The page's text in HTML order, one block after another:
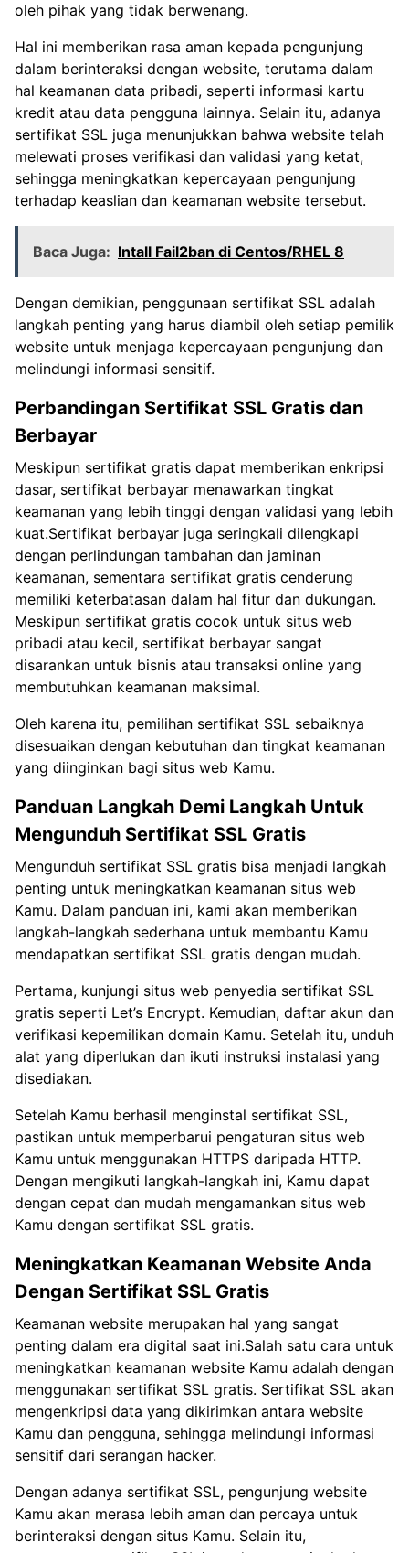
oleh pihak yang tidak berwenang.
Hal ini memberikan rasa aman kepada pengunjung
dalam berinteraksi dengan website, terutama dalam
hal keamanan data pribadi, seperti informasi kartu
kredit atau data pengguna lainnya. Selain itu, adanya
sertifikat SSL juga menunjukkan bahwa website telah
melewati proses verifikasi dan validasi yang ketat,
sehingga meningkatkan kepercayaan pengunjung
terhadap keaslian dan keamanan website tersebut.
Baca Juga: Intall Fail2ban di Centos/RHEL 8
Dengan demikian, penggunaan sertifikat SSL adalah
langkah penting yang harus diambil oleh setiap pemilik
website untuk menjaga kepercayaan pengunjung dan
melindungi informasi sensitif.
Perbandingan Sertifikat SSL Gratis dan
Berbayar
Meskipun sertifikat gratis dapat memberikan enkripsi
dasar, sertifikat berbayar menawarkan tingkat
keamanan yang lebih tinggi dengan validasi yang lebih
kuat.Sertifikat berbayar juga seringkali dilengkapi
dengan perlindungan tambahan dan jaminan
keamanan, sementara sertifikat gratis cenderung
memiliki keterbatasan dalam hal fitur dan dukungan.
Meskipun sertifikat gratis cocok untuk situs web
pribadi atau kecil, sertifikat berbayar sangat
disarankan untuk bisnis atau transaksi online yang
membutuhkan keamanan maksimal.
Oleh karena itu, pemilihan sertifikat SSL sebaiknya
disesuaikan dengan kebutuhan dan tingkat keamanan
yang diinginkan bagi situs web Kamu.
Panduan Langkah Demi Langkah Untuk
Mengunduh Sertifikat SSL Gratis
Mengunduh sertifikat SSL gratis bisa menjadi langkah
penting untuk meningkatkan keamanan situs web
Kamu. Dalam panduan ini, kami akan memberikan
langkah-langkah sederhana untuk membantu Kamu
mendapatkan sertifikat SSL gratis dengan mudah.
Pertama, kunjungi situs web penyedia sertifikat SSL
gratis seperti Let’s Encrypt. Kemudian, daftar akun dan
verifikasi kepemilikan domain Kamu. Setelah itu, unduh
alat yang diperlukan dan ikuti instruksi instalasi yang
disediakan.
Setelah Kamu berhasil menginstal sertifikat SSL,
pastikan untuk memperbarui pengaturan situs web
Kamu untuk menggunakan HTTPS daripada HTTP.
Dengan mengikuti langkah-langkah ini, Kamu dapat
dengan cepat dan mudah mengamankan situs web
Kamu dengan sertifikat SSL gratis.
Meningkatkan Keamanan Website Anda
Dengan Sertifikat SSL Gratis
Keamanan website merupakan hal yang sangat
penting dalam era digital saat ini.Salah satu cara untuk
meningkatkan keamanan website Kamu adalah dengan
menggunakan sertifikat SSL gratis. Sertifikat SSL akan
mengenkripsi data yang dikirimkan antara website
Kamu dan pengguna, sehingga melindungi informasi
sensitif dari serangan hacker.
Dengan adanya sertifikat SSL, pengunjung website
Kamu akan merasa lebih aman dan percaya untuk
berinteraksi dengan situs Kamu. Selain itu,